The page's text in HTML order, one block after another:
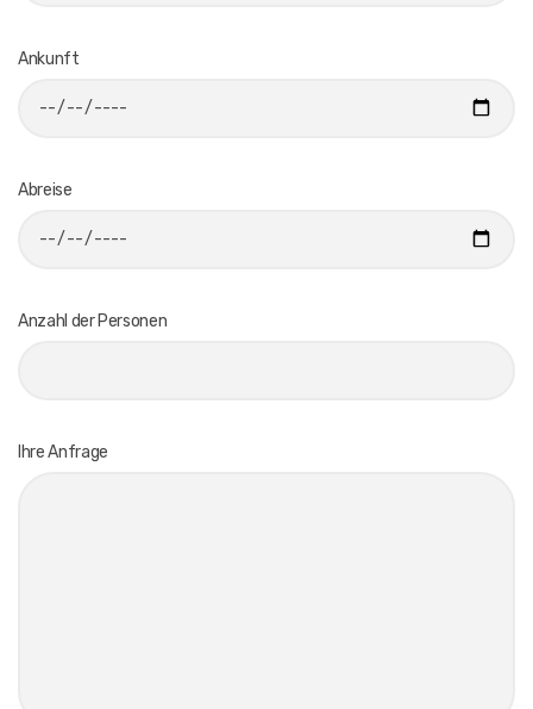
Ankunft
Abreise
Anzahl der Personen
Ihre Anfrage